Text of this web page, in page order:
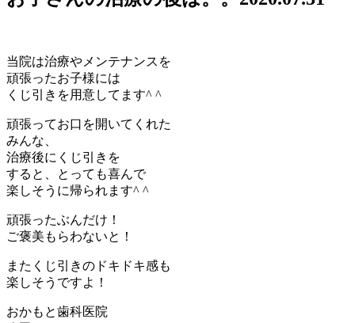
当院は治療やメンテナンスを
頑張ったお子様には
くじ引きを用意してます^ ^
頑張ってお口を開いてくれた
みんな、
治療後にくじ引きを
すると、とっても喜んで
楽しそうに帰られます^ ^
頑張ったぶんだけ！
ご褒美もらわないと！
またくじ引きのドキドキ感も
楽しそうですよ！
おかもと歯科医院